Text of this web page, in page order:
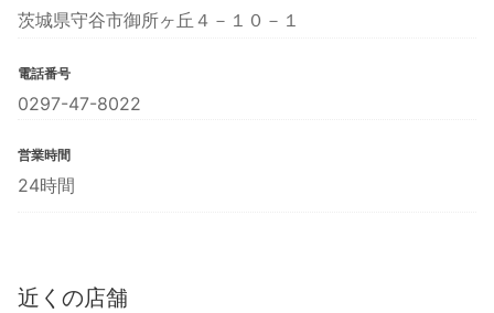
茨城県守谷市御所ヶ丘４－１０－１
電話番号
0297-47-8022
営業時間
24時間
近くの店舗